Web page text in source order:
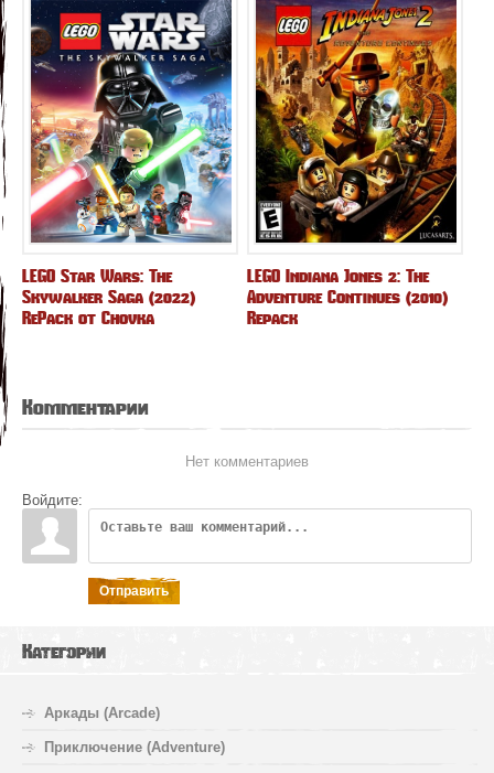
LEGO Star Wars: The
Skywalker Saga (2022)
RePack от Chovka
LEGO Indiana Jones 2: The
Adventure Continues (2010)
Repack
Комментарии
Нет комментариев
Войдите:
Отправить
Категории
Аркады (Arcade)
Приключение (Adventure)